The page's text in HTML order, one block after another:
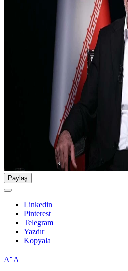
Paylaş
Linkedin
Pinterest
Telegram
Yazdır
Kopyala
A- A+